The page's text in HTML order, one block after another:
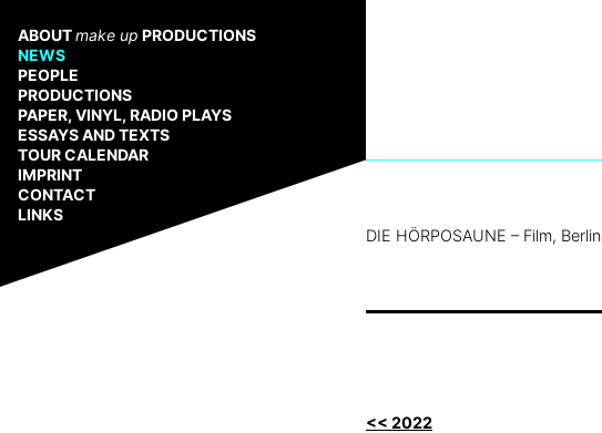
Inhalt
springen
ABOUTmake up PRODUCTIONS
NEWS
PEOPLE
PRODUCTIONS
PAPER, VINYL, RADIO PLAYS
ESSAYS AND TEXTS
TOUR CALENDAR
IMPRINT
CONTACT
LINKS
DIE HÖRPOSAUNE – Film, Berlin
<< 2022